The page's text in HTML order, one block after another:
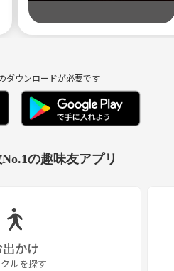
ダウンロードが必要です
の趣味友アプリ
出かけ
ルを探す